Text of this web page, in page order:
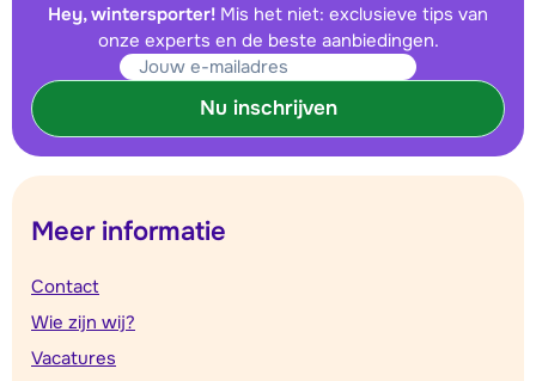
Hey, wintersporter! Mis het niet: exclusieve tips van
onze experts en de beste aanbiedingen.
Nu inschrijven
Meer informatie
Contact
Wie zijn wij?
Vacatures